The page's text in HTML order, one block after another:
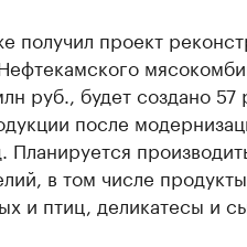
получил проект
руб., будет создано 57
после
Планируется
в том числе
и птиц, деликатесы и